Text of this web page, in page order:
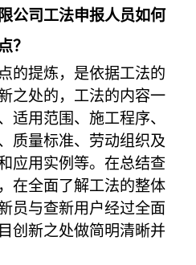
公司工法申报人员如何
？
的提炼，是依据工法的
之处的，工法的内容一
适用范围、施工程序、
质量标准、劳动组织及
应用实例等。在总结查
在全面了解工法的整体
员与查新用户经过全面
创新之处做简明清晰并